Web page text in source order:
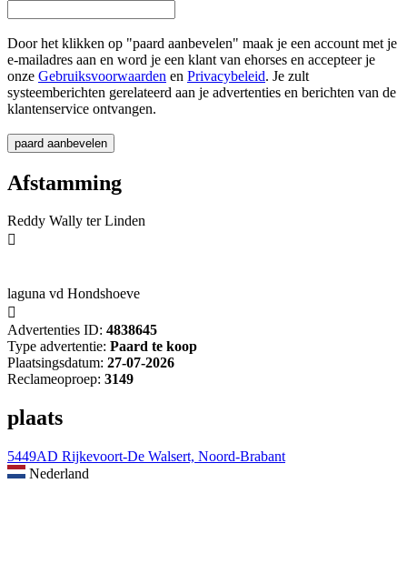
Door het klikken op "paard aanbevelen" maak je een account met je
e-mailadres aan en word je een klant van ehorses en accepteer je
onze Gebruiksvoorwaarden en Privacybeleid. Je zult
systeemberichten gerelateerd aan je advertenties en berichten van de
klantenservice ontvangen.
Afstamming
Reddy Wally ter Linden

laguna vd Hondshoeve

Advertenties ID: 4838645
Type advertentie: Paard te koop
Plaatsingsdatum: 27-07-2026
Reclameoproep: 3149
plaats
5449AD Rijkevoort-De Walsert, Noord-Brabant
Nederland